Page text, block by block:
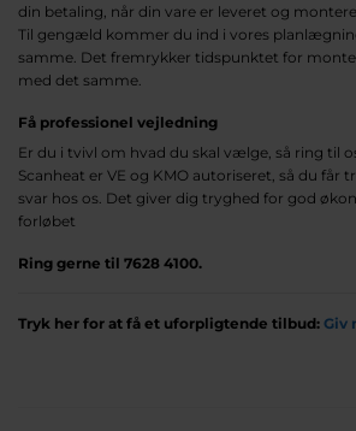
din betaling, når din vare er leveret og
Til gengæld kommer du ind i vores
samme. Det fremrykker tidspunktet for
med det samme.
Få professionel vejledning
Er du i tvivl om hvad du skal vælge, så ring til
Scanheat er VE og KMO autoriseret, så du
svar hos os. Det giver dig tryghed for god
forløbet
Ring gerne til 7628 4100.
Tryk her for at få et uforpligtende tilbud: Giv